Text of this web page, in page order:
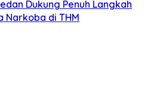
Dukung Penuh Langkah
Narkoba di THM